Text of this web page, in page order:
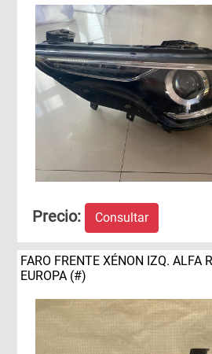
Precio: Consultar
FARO FRENTE XÉNON IZQ. ALFA
EUROPA (#)